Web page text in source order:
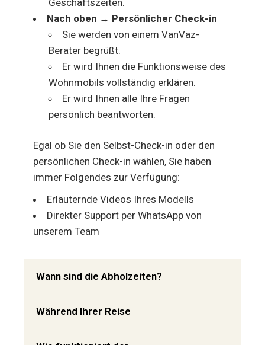
Nach oben → Persönlicher Check-in
Sie werden von einem VanVaz-
Berater begrüßt.
Er wird Ihnen die Funktionsweise des
Wohnmobils vollständig erklären.
Er wird Ihnen alle Ihre Fragen
persönlich beantworten.
Egal ob Sie den Selbst-Check-in oder den
persönlichen Check-in wählen, Sie haben
immer Folgendes zur Verfügung:
Erläuternde Videos Ihres Modells
Direkter Support per WhatsApp von
unserem Team
Wann sind die Abholzeiten?
Während Ihrer Reise